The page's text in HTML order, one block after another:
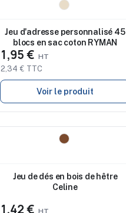
Jeu d'adresse personnalisé 45
blocs en sac coton RYMAN
1,95 €
2,34 € TTC
Voir le produit
Jeu de dés en bois de hêtre
Celine
1,42 €